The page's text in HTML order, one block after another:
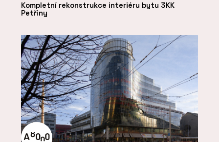
Kompletní rekonstrukce interiéru bytu 3KK
Petřiny